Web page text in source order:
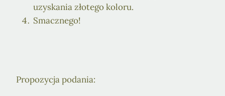
uzyskania złotego koloru.
Smacznego!
Propozycja podania: